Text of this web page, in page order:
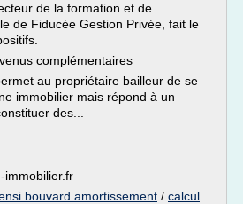
de la formation et de
de Fiducée Gestion Privée, fait le
complémentaires
au propriétaire bailleur de se
immobilier mais répond à un
des...
immobilier.fr
bouvard amortissement / calcul